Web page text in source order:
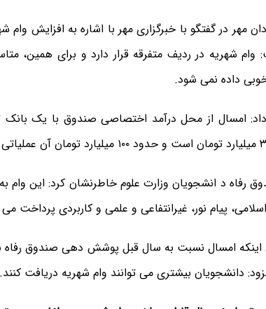
مهر در گفتگو با خبرگزاری مهر با اشاره به افزایش
شهریه در ردیف متفرقه قرار دارد و برای همین،
داده نمی شود.
امسال از محل درآمد اختصاصی صندوق با یک بانک
رفاه د انشجویان وزارت علوم خاطرنشان کرد: این وام
پیام نور، غیرانتفاعی و علمی و کاربردی پرداخت
اینکه امسال نسبت به سال قبل پوشش دهی صندوق رفاه
دانشجویان بیشتری می توانند وام شهریه دریافت کنند.